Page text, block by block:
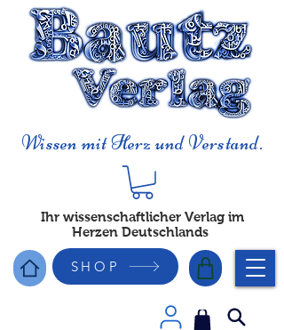
Wissen mit Herz und Verstand.
Ihr wissenschaftlicher Verlag im
Herzen Deutschlands
SHOP